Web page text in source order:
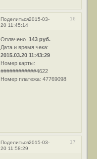
Поделиться 16
2015-03-
20 11:45:14
Оплачено143 руб.
Дата и время чека:
2015.03.20 11:43:29
Номер карты:
############4622
Номер платежа: 47769098
Поделиться 17
2015-03-
20 11:58:29